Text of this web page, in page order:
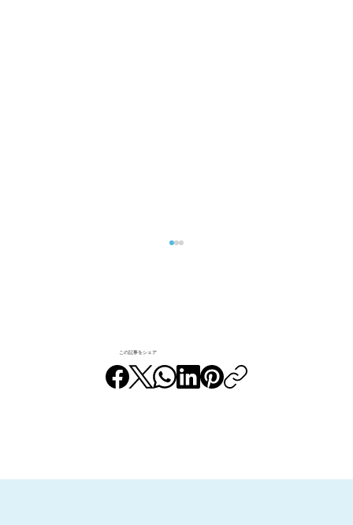
この記事をシェア